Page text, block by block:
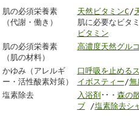
肌の必須栄養素
（代謝・働き）
天然ビタミンC/
肌に必要なビタ
ビタミン
肌の必須栄養素
（肌の材料）
高濃度天然グル
かゆみ（アレルギ
ー・活性酸素対策）
口呼吸を止める
イボスティー/無
塩素除去
入浴剤 ･･・ 森の
ブ/塩素除去シ